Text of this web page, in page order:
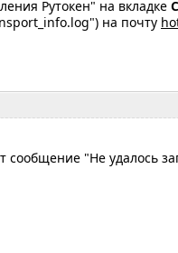
Рутокен" на вкладке
на почту
"Не удалось